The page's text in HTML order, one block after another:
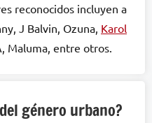
reconocidos incluyen a
J Balvin, Ozuna, Karol
Maluma, entre otros.
género urbano?